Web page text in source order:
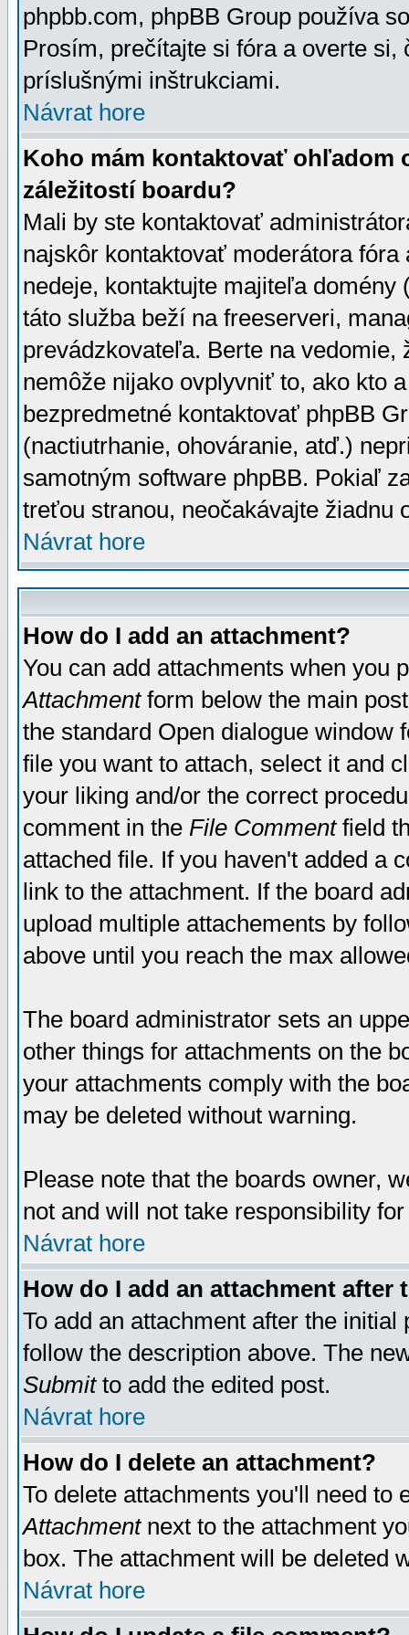
phpbb.com, phpBB Group používa
Prosím, prečítajte si fóra a overte
príslušnými inštrukciami.
Návrat hore
Koho mám kontaktovať ohľadom
záležitostí boardu?
Mali by ste kontaktovať
najskôr kontaktovať moderátora
nedeje, kontaktujte majiteľa
táto služba beží na freeserveri,
prevádzkovateľa. Berte na vedomie,
nemôže nijako ovplyvniť to, ako kto
bezpredmetné kontaktovať phpBB
(nactiutrhanie, ohováranie, atď.)
samotným software phpBB. Pokiaľ
treťou stranou, neočakávajte žiadnu
Návrat hore
How do I add an attachment?
You can add attachments when you
Attachmentform below the main
the standard Open dialogue window
file you want to attach, select it and
your liking and/or the correct
comment in the File Commentfield
attached file. If you haven't added a
link to the attachment. If the board
upload multiple attachements by
above until you reach the max
The board administrator sets an
other things for attachments on the
your attachments comply with the
may be deleted without warning.
Please note that the boards owner,
not and will not take responsibility
Návrat hore
How do I add an attachment after
To add an attachment after the
follow the description above. The
Submitto add the edited post.
Návrat hore
How do I delete an attachment?
To delete attachments you'll need
Attachmentnext to the attachment
box. The attachment will be deleted
Návrat hore